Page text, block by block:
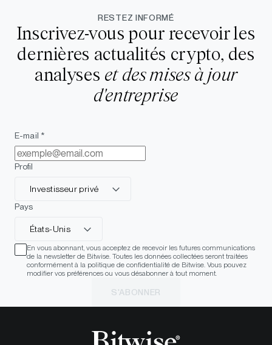
RESTEZ INFORMÉ
Inscrivez-vous pour recevoir les
dernières actualités crypto, des
analyses et des mises à jour
d'entreprise
E-mail *
Profil
Investisseur privé
Pays
États-Unis
En vous abonnant, vous acceptez de recevoir les futures communications
de la newsletter de Bitwise. Toutes les données collectées seront traitées
conformément à la politique de confidentialité de Bitwise. Vous pouvez
modifier vos préférences ou vous désabonner à tout moment.
S'ABONNER